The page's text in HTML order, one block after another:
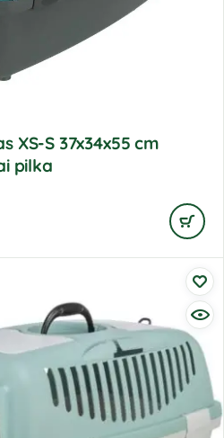
XS-S 37x34x55 cm
pilka